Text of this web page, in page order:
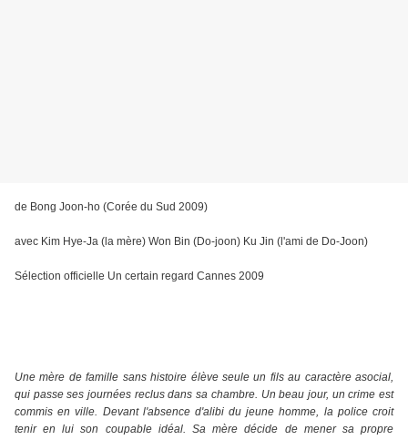
de Bong Joon-ho (Corée du Sud 2009)
avec Kim Hye-Ja (la mère) Won Bin (Do-joon) Ku Jin (l'ami de Do-Joon)
Sélection officielle Un certain regard Cannes 2009
Une mère de famille sans histoire élève seule un fils au caractère asocial,
qui passe ses journées reclus dans sa chambre. Un beau jour, un crime est
commis en ville. Devant l'absence d'alibi du jeune homme, la police croit
tenir en lui son coupable idéal. Sa mère décide de mener sa propre